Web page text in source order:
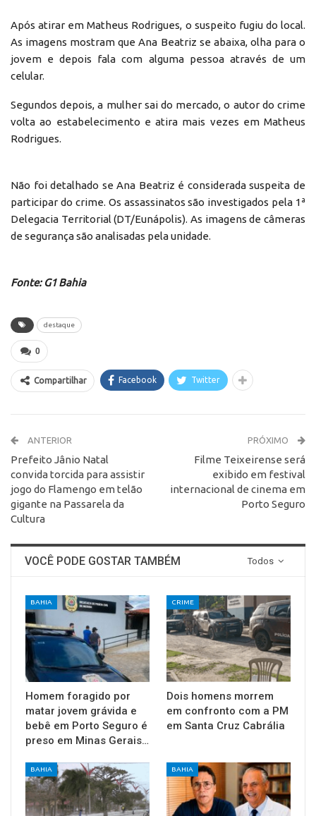
Após atirar em Matheus Rodrigues, o suspeito fugiu do local.
As imagens mostram que Ana Beatriz se abaixa, olha para o
jovem e depois fala com alguma pessoa através de um
celular.
Segundos depois, a mulher sai do mercado, o autor do crime
volta ao estabelecimento e atira mais vezes em Matheus
Rodrigues.
Não foi detalhado se Ana Beatriz é considerada suspeita de
participar do crime. Os assassinatos são investigados pela 1ª
Delegacia Territorial (DT/Eunápolis). As imagens de câmeras
de segurança são analisadas pela unidade.
Fonte: G1 Bahia
destaque
0
Compartilhar Facebook Twitter
ANTERIOR
Prefeito Jânio Natal
convida torcida para assistir
jogo do Flamengo em telão
gigante na Passarela da
Cultura
PRÓXIMO
Filme Teixeirense será
exibido em festival
internacional de cinema em
Porto Seguro
Todos
VOCÊ PODE GOSTAR TAMBÉM
BAHIA
Homem foragido por
matar jovem grávida e
bebê em Porto Seguro é
preso em Minas Gerais…
CRIME
Dois homens morrem
em confronto com a PM
em Santa Cruz Cabrália
BAHIA BAHIA